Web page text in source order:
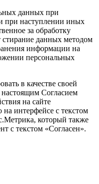
данных при
при наступлении иных
за обработку
данных методом
информации на
персональных
в качестве своей
Согласием
на сайте
интерфейсе с текстом
который также
с текстом «Согласен».